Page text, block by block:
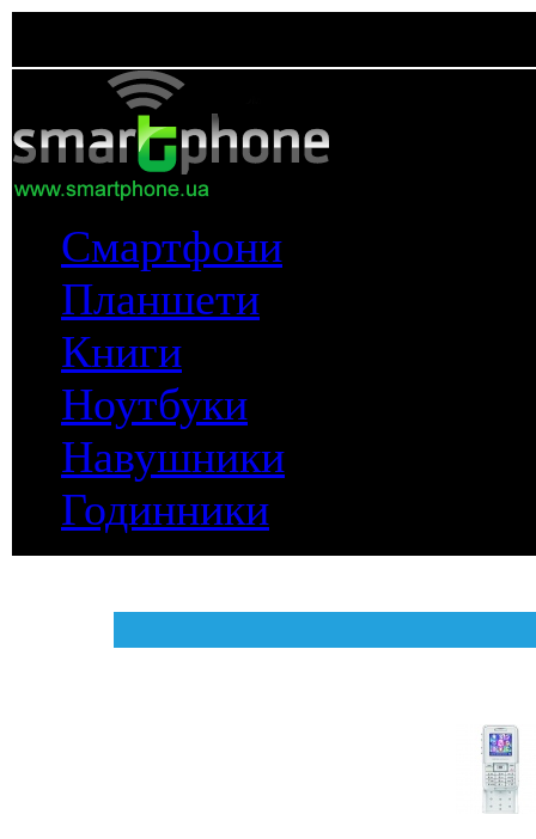
Смартфони
Планшети
Книги
Ноутбуки
Навушники
Годинники